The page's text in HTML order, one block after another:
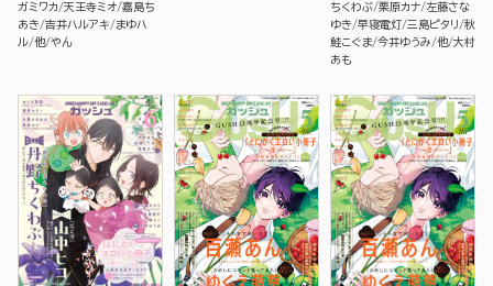
ガミワカ 天王寺ミオ 嘉島ち
あき 吉井ハルアキ
まゆハ
ル 他 やん
ちくわぶ 栗原カナ 左藤さな
ゆき 早寝電灯 三島ピタリ 秋
鮭こぐま 今井ゆうみ 他 大村
あも